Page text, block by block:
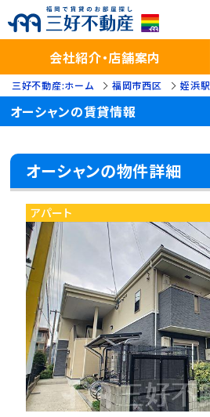
会社紹介・店舗案内
三好不動産:ホーム 福岡市西区 姪浜駅
オーシャンの賃貸情報
オーシャンの物件詳細
アパート